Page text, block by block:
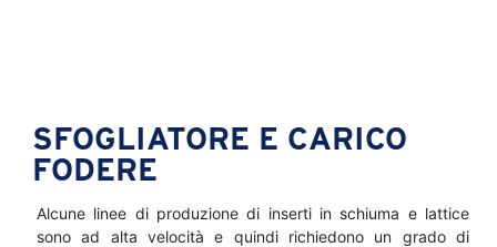
SFOGLIATORE E CARICO
FODERE
Alcune linee di produzione di inserti in schiuma e lattice
sono ad alta velocità e quindi richiedono un grado di